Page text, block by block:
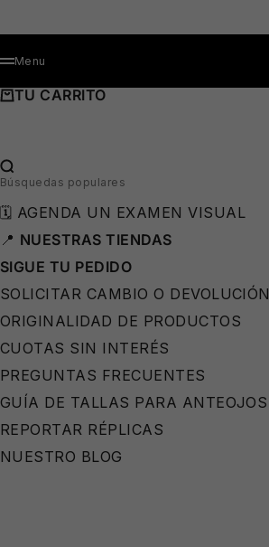
MENÚ
Menu
TU CARRITO
BUSCAR…
Búsquedas populares
🗓️ AGENDA UN EXAMEN VISUAL
📍 NUESTRAS TIENDAS
SIGUE TU PEDIDO
SOLICITAR CAMBIO O DEVOLUCIÓN
ORIGINALIDAD DE PRODUCTOS
CUOTAS SIN INTERÉS
PREGUNTAS FRECUENTES
GUÍA DE TALLAS PARA ANTEOJOS
REPORTAR RÉPLICAS
NUESTRO BLOG